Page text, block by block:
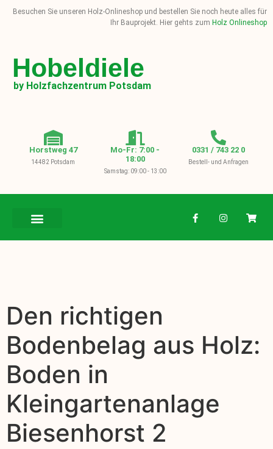
Besuchen Sie unseren Holz-Onlineshop und bestellen Sie noch heute alles für
Ihr Bauprojekt. Hier gehts zum Holz Onlineshop
Hobeldiele
by Holzfachzentrum Potsdam
Horstweg 47
14482 Potsdam
Mo-Fr: 7:00 -
18:00
Samstag: 09:00 - 13:00
0331 / 743 22 0
Bestell- und Anfragen
Den richtigen
Bodenbelag aus Holz:
Boden in
Kleingartenanlage
Biesenhorst 2